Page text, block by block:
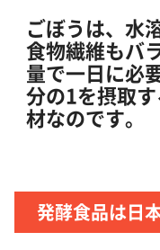
ごぼうは、水
食物繊維もバ
量で一日に必
分の1を摂取
材なのです。
発酵食品は日